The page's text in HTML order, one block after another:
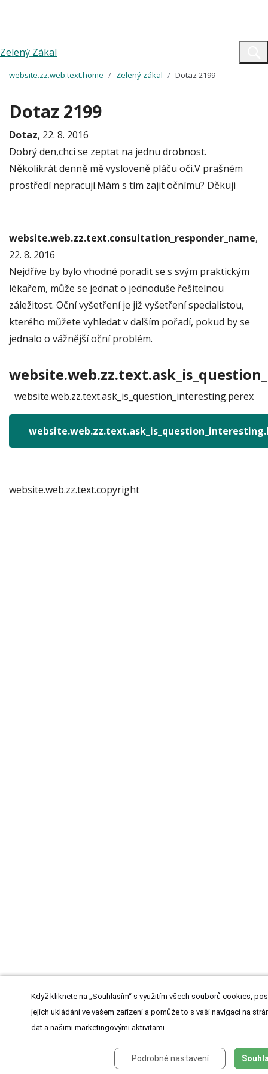
Zelený Zákal
website.zz.web.text.home Zelený zákal Dotaz 2199
Dotaz 2199
Dotaz, 22. 8. 2016
Dobrý den,chci se zeptat na jednu drobnost.
Několikrát denně mě vysloveně pláču oči.V prašném
prostředí nepracují.Mám s tím zajit očnímu? Děkuji
website.web.zz.text.consultation_responder_name,
22. 8. 2016
Nejdříve by bylo vhodné poradit se s svým praktickým
lékařem, může se jednat o jednoduše řešitelnou
záležitost. Oční vyšetření je již vyšetření specialistou,
kterého můžete vyhledat v dalším pořadí, pokud by se
jednalo o vážnější oční problém.
website.web.zz.text.ask_is_question_interesting.perex
website.web.zz.text.copyright
Když kliknete na „Souhlasím“ s využitím všech souborů cookies,
jejich ukládání ve vašem zařízení a pomůže to s vaší navigací na
dat a našimi marketingovými aktivitami.
Podrobné nastavení